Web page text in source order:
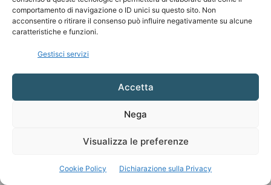
comportamento di navigazione o ID unici su questo sito. Non
acconsentire o ritirare il consenso può influire negativamente su alcune
caratteristiche e funzioni.
Gestisci servizi
Accetta
Nega
Visualizza le preferenze
Cookie Policy Dichiarazione sulla Privacy